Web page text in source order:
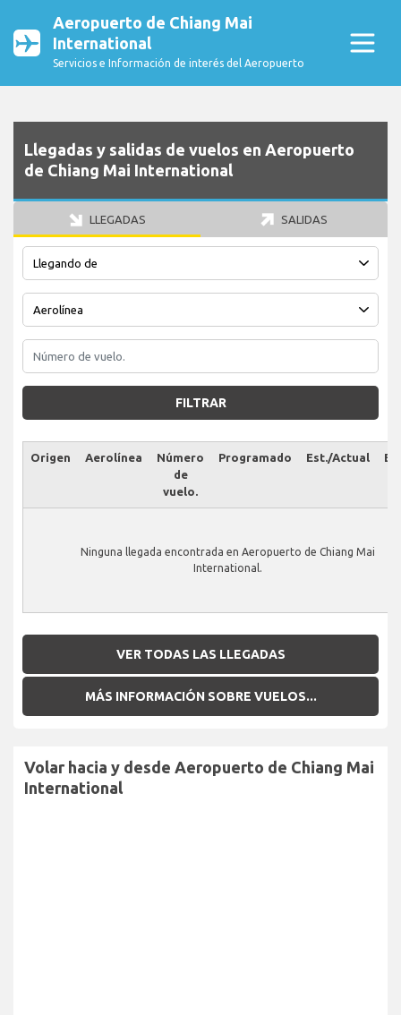
Aeropuerto de Chiang Mai
International
Servicios e Información de interés del Aeropuerto
Llegadas y salidas de vuelos en Aeropuerto
de Chiang Mai International
LLEGADAS SALIDAS
FILTRAR
Origen Aerolínea
Número
de
vuelo.
Programado Est./Actual
Ninguna llegada encontrada en Aeropuerto de Chiang Mai
International.
VER TODAS LAS LLEGADAS
MÁS INFORMACIÓN SOBRE VUELOS...
Volar hacia y desde Aeropuerto de Chiang Mai
International